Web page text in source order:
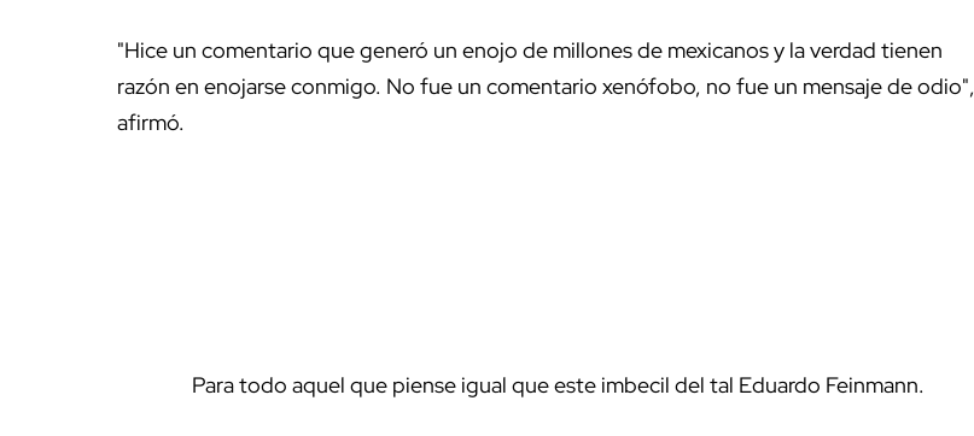
"Hice un comentario que generó un enojo de millones de mexicanos y la verdad tienen
razón en enojarse conmigo. No fue un comentario xenófobo, no fue un mensaje de odio",
afirmó.
Para todo aquel que piense igual que este imbecil del tal Eduardo Feinmann.